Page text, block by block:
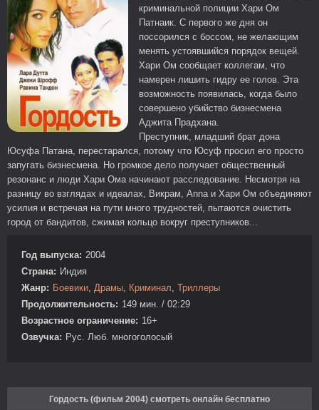
криминальной полиции Хари Ом
Патнаик. С первого же дня он
поссорился с боссом, не желающим
менять устоявшийся порядок вещей.
Хари Ом сообщает коллегам, что
намерен лишить гидру ее голов. Эта
возможность появилась, когда было
совершено убийство бизнесмена
Аджита Прадхана.
Преступник, младший брат дона
Юсуфа Патана, перестарался, потому что Юсуф просил его просто
запугать бизнесмена. Но громкое дело получает общественный
резонанс и люди Хари Ома начинают расследование. Несмотря на
разницу во взглядах и идеалах, Викрам, Anna и Хари Ом объединяют
усилия и встречая на пути много трудностей, пытаются очистить
город от бандитов, сжимая кольцо вокруг преступников...
Год выпуска: 2004
Страна: Индия
Жанр: Боевики, Драмы, Криминал, Триллеры
Продолжительность: 149 мин. / 02:29
Возрастное ограничение: 16+
Озвучка: Рус. Люб. многоголосый
Гордость (фильм 2004) смотреть онлайн бесплатно